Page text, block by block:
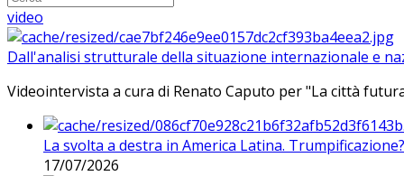
video
Dall'analisi strutturale della situazione internazionale e
Videointervista a cura di Renato Caputo per "La città
La svolta a destra in America Latina. Trumpificazione?
17/07/2026